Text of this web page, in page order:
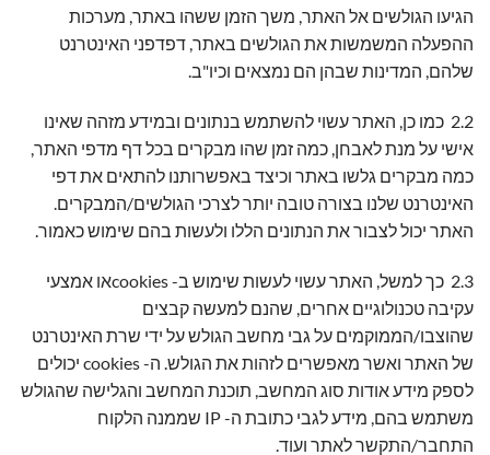
הגיעו הגולשים אל האתר, משך הזמן ששהו באתר, מערכות
ההפעלה המשמשות את הגולשים באתר, דפדפני האינטרנט
שלהם, המדינות שבהן הם נמצאים וכיו"ב.
2.2 כמו כן, האתר עשוי להשתמש בנתונים ובמידע מזהה שאינו
אישי על מנת לאבחן, כמה זמן שהו מבקרים בכל דף מדפי האתר,
כמה מבקרים גלשו באתר וכיצד באפשרותנו להתאים את דפי
האינטרנט שלנו בצורה טובה יותר לצרכי הגולשים/המבקרים.
האתר יכול לצבור את הנתונים הללו ולעשות בהם שימוש כאמור.
2.3 כך למשל, האתר עשוי לעשות שימוש ב- cookiesאו אמצעי
עקיבה טכנולוגיים אחרים, שהנם למעשה קבצים
שהוצבו/הממוקמים על גבי מחשב הגולש על ידי שרת האינטרנט
של האתר ואשר מאפשרים לזהות את הגולש. ה- cookies יכולים
לספק מידע אודות סוג המחשב, תוכנת המחשב והגלישה שהגולש
משתמש בהם, מידע לגבי כתובת ה- IP שממנה הלקוח
התחבר/התקשר לאתר ועוד.